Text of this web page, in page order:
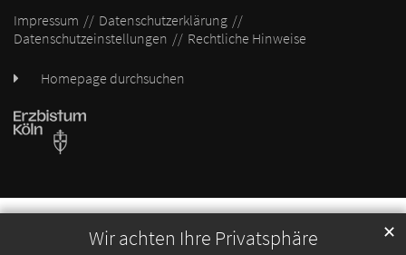
Wir achten Ihre Privatsphäre ✕
Impressum
Datenschutzerklärung
Datenschutzeinstellungen
Rechtliche Hinweise
Homepage durchsuchen